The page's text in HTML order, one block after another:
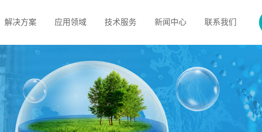
解决方案 应用领域 技术服务 新闻中心 联系我们